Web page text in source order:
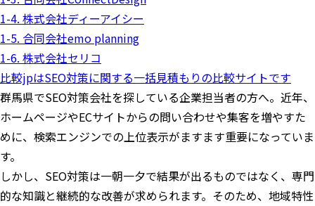
1-4. 株式会社ディーアイシー
1-5. 合同会社emo planning
1-6. 株式会社セリコ
比較jpはSEO対策に関する一括見積もりの比較サイトです
群馬県でSEO対策会社を探している企業担当者の方へ。近年、
ホームページやECサイトからの問い合わせや集客を増やすた
めに、検索エンジンでの上位表示がますます重要になっていま
す。
しかし、SEO対策は一朝一夕で結果が出るものではなく、専門
的な知識と継続的な改善が求められます。そのため、地域特性